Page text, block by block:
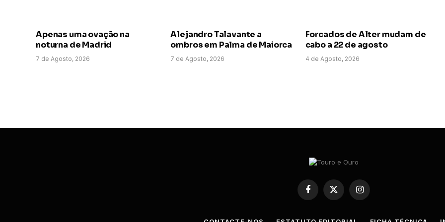
Apenas uma ovação na
noturna de Madrid
7 de Agosto, 2026
Alejandro Talavante a
ombros em Palma de Maiorca
7 de Agosto, 2026
Forcados de Alter mudam de
cabo a 22 de agosto
4 de Agosto, 2026
Facebook
X
(Twitter)
Instagram